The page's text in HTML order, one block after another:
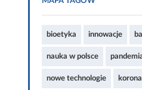
bioetyka innowacje
nauka w polsce
nowe technologie